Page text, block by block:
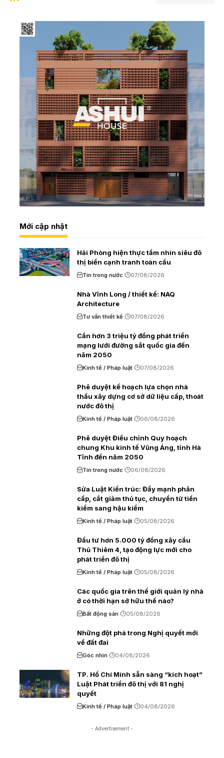
Mới cập nhật
Hải Phòng hiện thực tầm nhìn siêu đô
thị biển cạnh tranh toàn cầu
Tin trong nước 07/08/2026
Nhà Vĩnh Long / thiết kế: NAQ
Architecture
Tư vấn thiết kế 07/08/2026
Cần hơn 3 triệu tỷ đồng phát triển
mạng lưới đường sắt quốc gia đến
năm 2050
Kinh tế / Pháp luật 07/08/2026
Phê duyệt kế hoạch lựa chọn nhà
thầu xây dựng cơ sở dữ liệu cấp, thoát
nước đô thị
Kinh tế / Pháp luật 06/08/2026
Phê duyệt Điều chỉnh Quy hoạch
chung Khu kinh tế Vũng Áng, tỉnh Hà
Tĩnh đến năm 2050
Tin trong nước 06/08/2026
Sửa Luật Kiến trúc: Đẩy mạnh phân
cấp, cắt giảm thủ tục, chuyển từ tiền
kiểm sang hậu kiểm
Kinh tế / Pháp luật 05/08/2026
Đầu tư hơn 5.000 tỷ đồng xây cầu
Thủ Thiêm 4, tạo động lực mới cho
phát triển đô thị
Kinh tế / Pháp luật 05/08/2026
Các quốc gia trên thế giới quản lý nhà
ở có thời hạn sở hữu thế nào?
Bất động sản 05/08/2026
Những đột phá trong Nghị quyết mới
về đất đai
Góc nhìn 04/08/2026
TP. Hồ Chí Minh sẵn sàng “kích hoạt”
Luật Phát triển đô thị với 81 nghị
quyết
Kinh tế / Pháp luật 04/08/2026
- Advertisement -